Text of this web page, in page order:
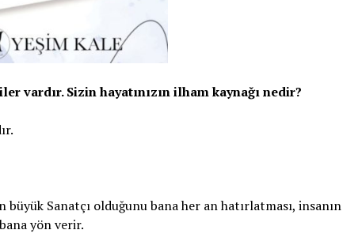
vardır. Sizin hayatınızın ilham kaynağı nedir?
büyük Sanatçı olduğunu bana her an hatırlatması, insanın
yön verir.